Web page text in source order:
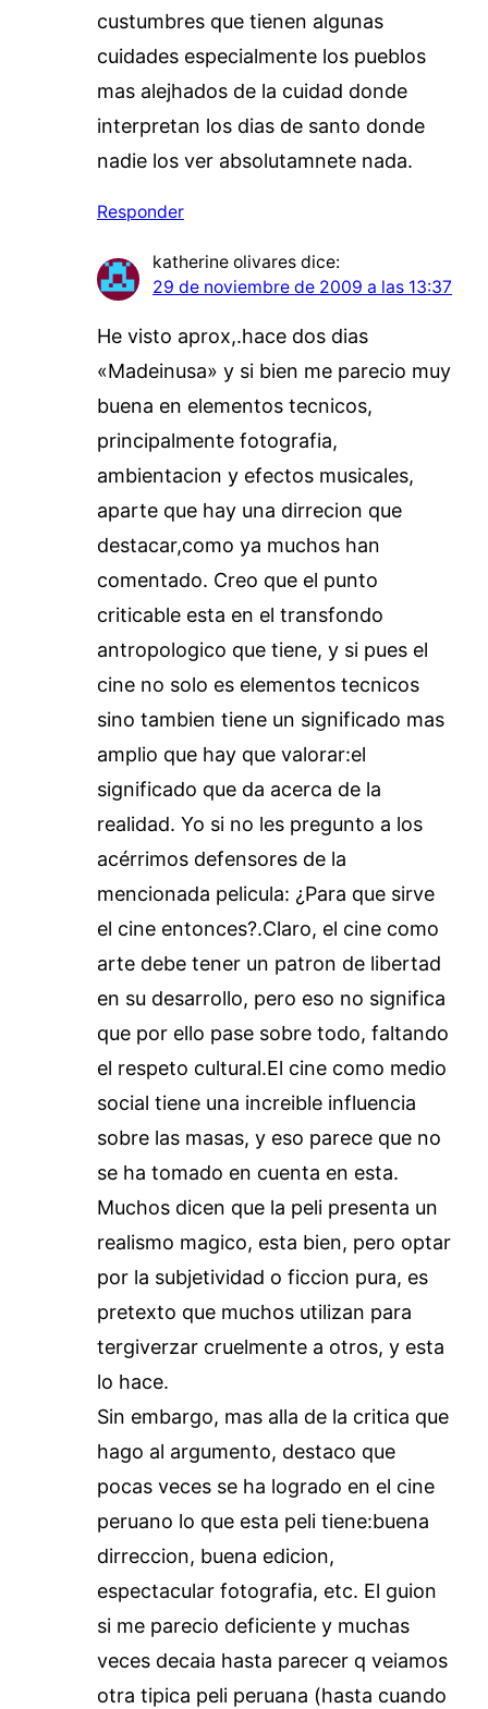
custumbres que tienen algunas
cuidades especialmente los pueblos
mas alejhados de la cuidad donde
interpretan los dias de santo donde
nadie los ver absolutamnete nada.
Responder
katherine olivares dice:
29 de noviembre de 2009 a las 13:37
He visto aprox,.hace dos dias
«Madeinusa» y si bien me parecio muy
buena en elementos tecnicos,
principalmente fotografia,
ambientacion y efectos musicales,
aparte que hay una dirrecion que
destacar,como ya muchos han
comentado. Creo que el punto
criticable esta en el transfondo
antropologico que tiene, y si pues el
cine no solo es elementos tecnicos
sino tambien tiene un significado mas
amplio que hay que valorar:el
significado que da acerca de la
realidad. Yo si no les pregunto a los
acérrimos defensores de la
mencionada pelicula: ¿Para que sirve
el cine entonces?.Claro, el cine como
arte debe tener un patron de libertad
en su desarrollo, pero eso no significa
que por ello pase sobre todo, faltando
el respeto cultural.El cine como medio
social tiene una increible influencia
sobre las masas, y eso parece que no
se ha tomado en cuenta en esta.
Muchos dicen que la peli presenta un
realismo magico, esta bien, pero optar
por la subjetividad o ficcion pura, es
pretexto que muchos utilizan para
tergiverzar cruelmente a otros, y esta
lo hace.
Sin embargo, mas alla de la critica que
hago al argumento, destaco que
pocas veces se ha logrado en el cine
peruano lo que esta peli tiene:buena
dirreccion, buena edicion,
espectacular fotografia, etc. El guion
si me parecio deficiente y muchas
veces decaia hasta parecer q veiamos
otra tipica peli peruana (hasta cuando